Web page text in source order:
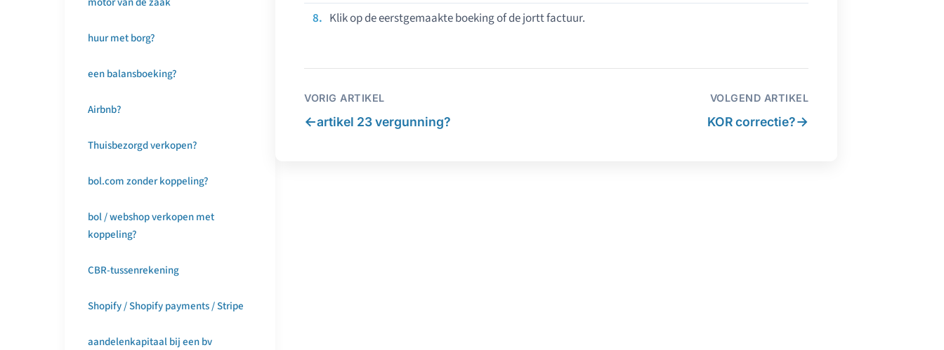
huur met borg?
een balansboeking?
Airbnb?
Thuisbezorgd verkopen?
bol.com zonder koppeling?
bol / webshop verkopen met
koppeling?
CBR-tussenrekening
Shopify / Shopify payments / Stripe
aandelenkapitaal bij een bv
Klik op de eerstgemaakte boeking of de jortt factuur.
VORIG ARTIKEL
←artikel 23 vergunning?
VOLGEND ARTIKEL
KOR correctie?→